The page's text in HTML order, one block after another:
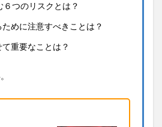
６つのリスクとは？
めに注意すべきことは？
重要なことは？